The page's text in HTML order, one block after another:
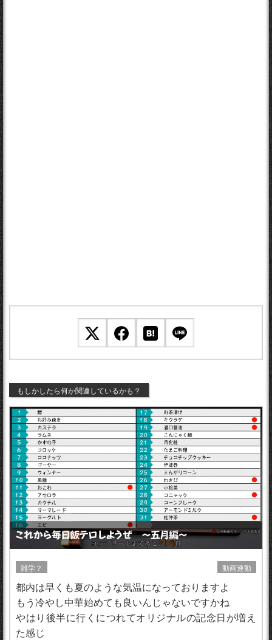
もしかしたら何か関連しているかも？
これから毎日飯テロしようぜ 〜五月編〜
雑学？ 動画連動
都内は早くも夏のような気温になっておりますよ
もう冷やし中華始めても良いんじゃないですかね
やはり後半に行くにつれてオリジナルの記念日が増え
た感じ